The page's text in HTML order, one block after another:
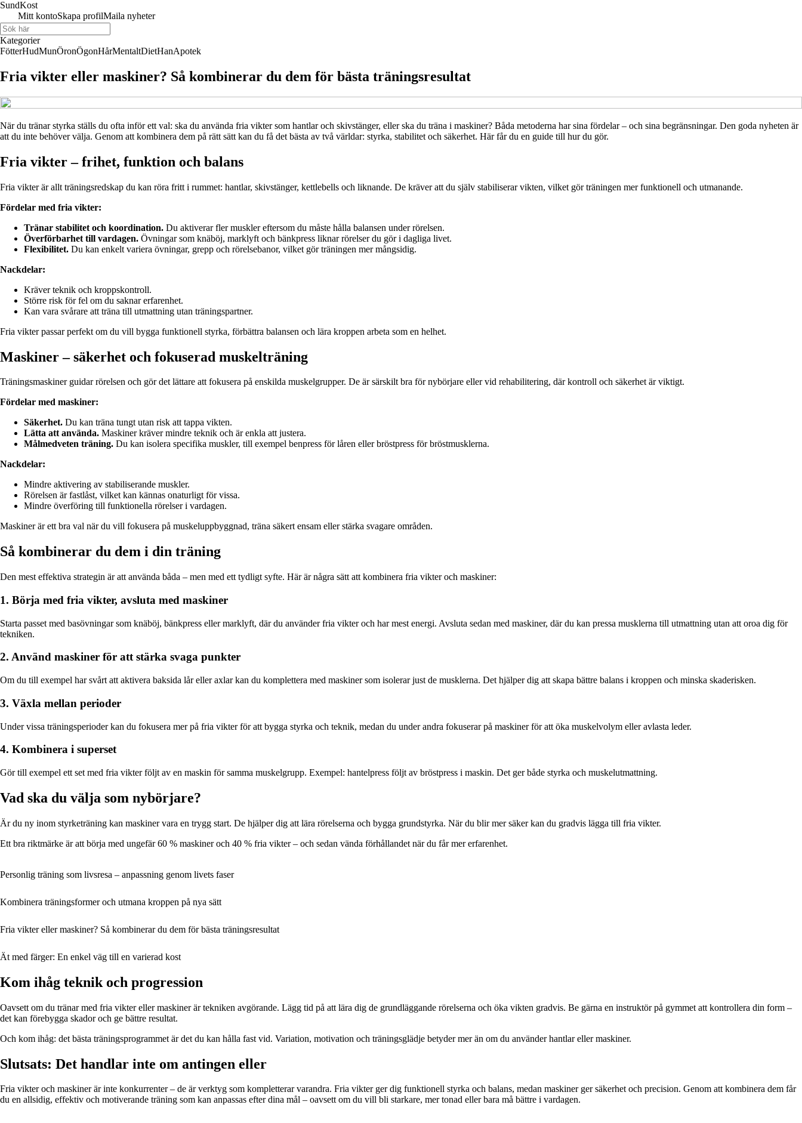
SundKost
Mitt kontoSkapa profilMaila nyheter
Kategorier
FötterHudMunÖronÖgonHårMentaltDietHanApotek
Fria vikter eller maskiner? Så kombinerar du dem för bästa träningsresultat
När du tränar styrka ställs du ofta inför ett val: ska du använda fria vikter som hantlar och skivstänger, eller ska du träna i maskiner? Båda metoderna har sina fördelar – och sina begränsningar. Den goda nyheten är
att du inte behöver välja. Genom att kombinera dem på rätt sätt kan du få det bästa av två världar: styrka, stabilitet och säkerhet. Här får du en guide till hur du gör.
Fria vikter – frihet, funktion och balans
Fria vikter är allt träningsredskap du kan röra fritt i rummet: hantlar, skivstänger, kettlebells och liknande. De kräver att du själv stabiliserar vikten, vilket gör träningen mer funktionell och utmanande.
Fördelar med fria vikter:
Tränar stabilitet och koordination. Du aktiverar fler muskler eftersom du måste hålla balansen under rörelsen.
Överförbarhet till vardagen. Övningar som knäböj, marklyft och bänkpress liknar rörelser du gör i dagliga livet.
Flexibilitet. Du kan enkelt variera övningar, grepp och rörelsebanor, vilket gör träningen mer mångsidig.
Nackdelar:
Kräver teknik och kroppskontroll.
Större risk för fel om du saknar erfarenhet.
Kan vara svårare att träna till utmattning utan träningspartner.
Fria vikter passar perfekt om du vill bygga funktionell styrka, förbättra balansen och lära kroppen arbeta som en helhet.
Maskiner – säkerhet och fokuserad muskelträning
Träningsmaskiner guidar rörelsen och gör det lättare att fokusera på enskilda muskelgrupper. De är särskilt bra för nybörjare eller vid rehabilitering, där kontroll och säkerhet är viktigt.
Fördelar med maskiner:
Säkerhet. Du kan träna tungt utan risk att tappa vikten.
Lätta att använda. Maskiner kräver mindre teknik och är enkla att justera.
Målmedveten träning. Du kan isolera specifika muskler, till exempel benpress för låren eller bröstpress för bröstmusklerna.
Nackdelar:
Mindre aktivering av stabiliserande muskler.
Rörelsen är fastlåst, vilket kan kännas onaturligt för vissa.
Mindre överföring till funktionella rörelser i vardagen.
Maskiner är ett bra val när du vill fokusera på muskeluppbyggnad, träna säkert ensam eller stärka svagare områden.
Så kombinerar du dem i din träning
Den mest effektiva strategin är att använda båda – men med ett tydligt syfte. Här är några sätt att kombinera fria vikter och maskiner:
1. Börja med fria vikter, avsluta med maskiner
Starta passet med basövningar som knäböj, bänkpress eller marklyft, där du använder fria vikter och har mest energi. Avsluta sedan med maskiner, där du kan pressa musklerna till utmattning utan att oroa dig för
tekniken.
2. Använd maskiner för att stärka svaga punkter
Om du till exempel har svårt att aktivera baksida lår eller axlar kan du komplettera med maskiner som isolerar just de musklerna. Det hjälper dig att skapa bättre balans i kroppen och minska skaderisken.
3. Växla mellan perioder
Under vissa träningsperioder kan du fokusera mer på fria vikter för att bygga styrka och teknik, medan du under andra fokuserar på maskiner för att öka muskelvolym eller avlasta leder.
4. Kombinera i superset
Gör till exempel ett set med fria vikter följt av en maskin för samma muskelgrupp. Exempel: hantelpress följt av bröstpress i maskin. Det ger både styrka och muskelutmattning.
Vad ska du välja som nybörjare?
Är du ny inom styrketräning kan maskiner vara en trygg start. De hjälper dig att lära rörelserna och bygga grundstyrka. När du blir mer säker kan du gradvis lägga till fria vikter.
Ett bra riktmärke är att börja med ungefär 60 % maskiner och 40 % fria vikter – och sedan vända förhållandet när du får mer erfarenhet.
Personlig träning som livsresa – anpassning genom livets faser
Kombinera träningsformer och utmana kroppen på nya sätt
Fria vikter eller maskiner? Så kombinerar du dem för bästa träningsresultat
Ät med färger: En enkel väg till en varierad kost
Kom ihåg teknik och progression
Oavsett om du tränar med fria vikter eller maskiner är tekniken avgörande. Lägg tid på att lära dig de grundläggande rörelserna och öka vikten gradvis. Be gärna en instruktör på gymmet att kontrollera din form –
det kan förebygga skador och ge bättre resultat.
Och kom ihåg: det bästa träningsprogrammet är det du kan hålla fast vid. Variation, motivation och träningsglädje betyder mer än om du använder hantlar eller maskiner.
Slutsats: Det handlar inte om antingen eller
Fria vikter och maskiner är inte konkurrenter – de är verktyg som kompletterar varandra. Fria vikter ger dig funktionell styrka och balans, medan maskiner ger säkerhet och precision. Genom att kombinera dem får
du en allsidig, effektiv och motiverande träning som kan anpassas efter dina mål – oavsett om du vill bli starkare, mer tonad eller bara må bättre i vardagen.